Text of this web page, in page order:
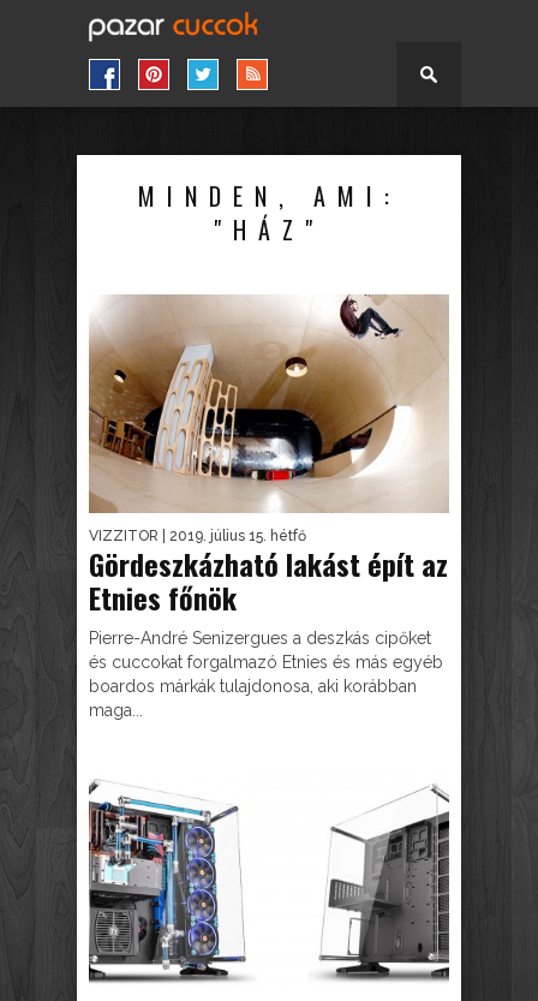
MINDEN, AMI:
"HÁZ"
VIZZITOR | 2019. július 15. hétfő
Gördeszkázható lakást épít az
Etnies főnök
Pierre-André Senizergues a deszkás cipőket
és cuccokat forgalmazó Etnies és más egyéb
boardos márkák tulajdonosa, aki korábban
maga...